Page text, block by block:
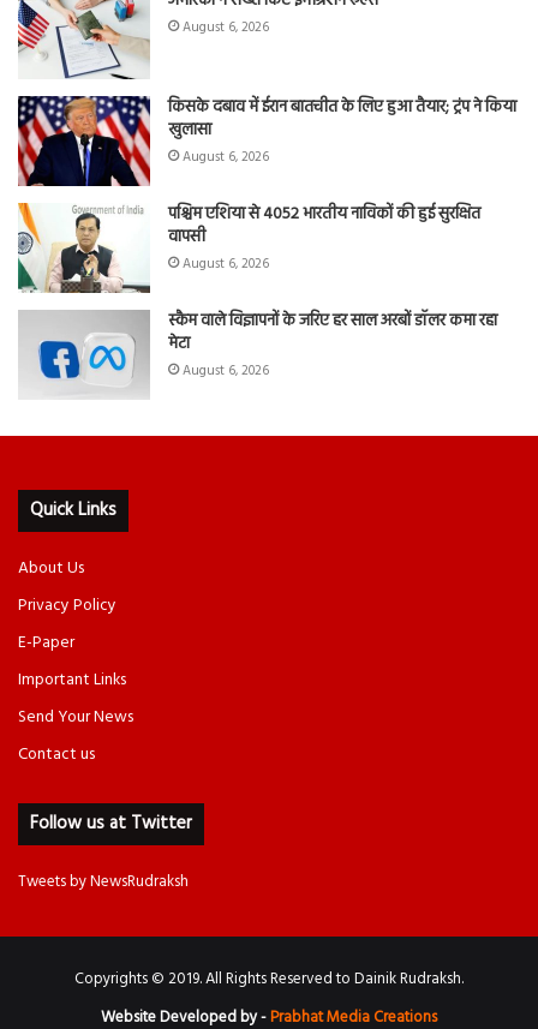
August 6, 2026
किसके दबाव में ईरान बातचीत के लिए हुआ तैयार; ट्रंप ने किया
खुलासा
August 6, 2026
पश्चिम एशिया से 4052 भारतीय नाविकों की हुई सुरक्षित
वापसी
August 6, 2026
स्कैम वाले विज्ञापनों के जरिए हर साल अरबों डॉलर कमा रहा
मेटा
August 6, 2026
Quick Links
About Us
Privacy Policy
E-Paper
Important Links
Send Your News
Contact us
Follow us at Twitter
Tweets by NewsRudraksh
Copyrights © 2019. All Rights Reserved to Dainik Rudraksh.
Website Developed by -Prabhat Media Creations